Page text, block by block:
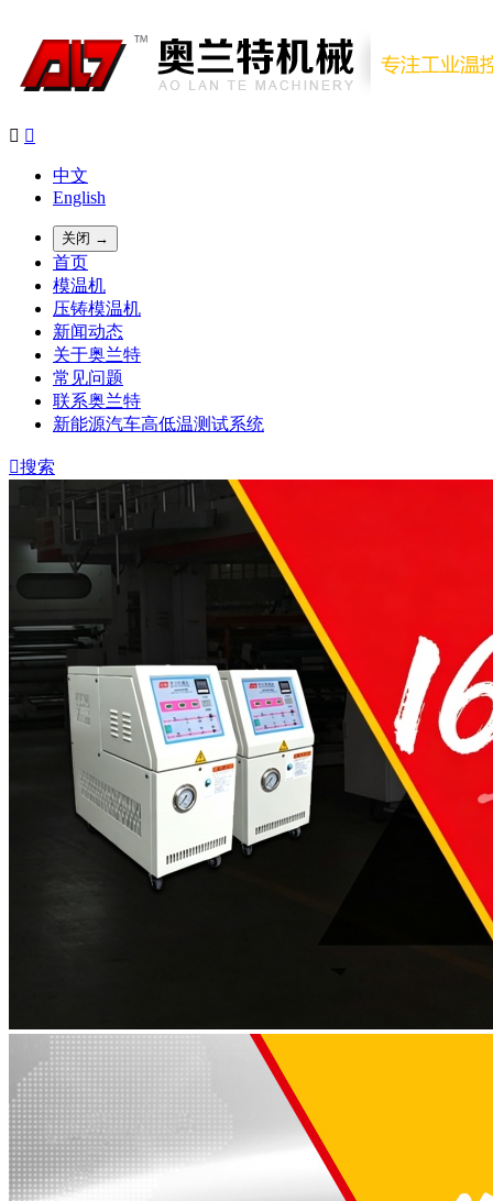
 
中文
English
关闭 →
首页
模温机
压铸模温机
新闻动态
关于奥兰特
常见问题
联系奥兰特
新能源汽车高低温测试系统
搜索